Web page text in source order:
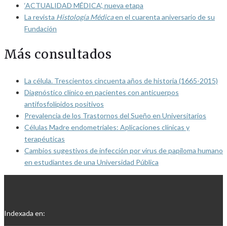
‘ACTUALIDAD MÉDICA’, nueva etapa
La revista Histología Médicaen el cuarenta aniversario de su
Fundación
Más consultados
La célula. Trescientos cincuenta años de historia (1665-2015)
Diagnóstico clínico en pacientes con anticuerpos
antifosfolípidos positivos
Prevalencia de los Trastornos del Sueño en Universitarios
Células Madre endometriales: Aplicaciones clínicas y
terapéuticas
Cambios sugestivos de infección por virus de papiloma humano
en estudiantes de una Universidad Pública
Indexada en: